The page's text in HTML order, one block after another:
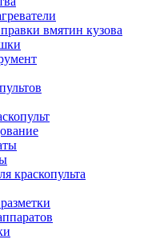
вмятин кузова
краскопульта